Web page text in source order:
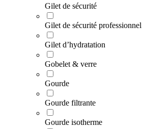
Gilet de sécurité
Gilet de sécurité professionnel
Gilet d’hydratation
Gobelet & verre
Gourde
Gourde filtrante
Gourde isotherme